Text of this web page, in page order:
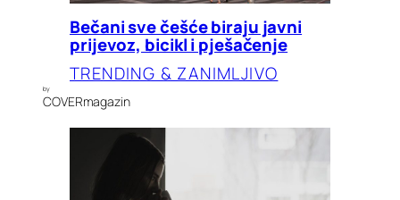
Bečani sve češće biraju javni
prijevoz, bicikl i pješačenje
TRENDING & ZANIMLJIVO
by
COVERmagazin